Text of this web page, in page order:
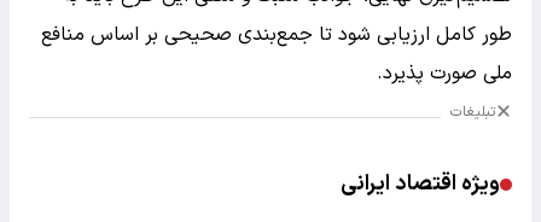
طور کامل ارزیابی شود تا جمع‌بندی صحیحی بر اساس منافع
ملی صورت پذیرد.
تبلیغات
ویژه اقتصاد ایرانی